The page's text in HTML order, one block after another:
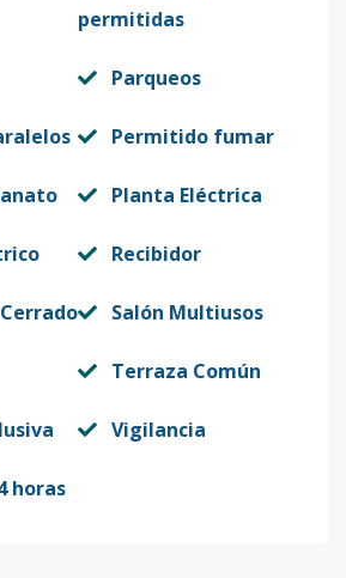
permitidas
Parqueos
Permitido fumar
Planta Eléctrica
Recibidor
Salón Multiusos
Terraza Común
Vigilancia
horas